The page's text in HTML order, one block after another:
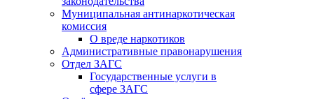
Муниципальная антинаркотическая
комиссия
О вреде наркотиков
Административные правонарушения
Отдел ЗАГС
Государственные услуги в
сфере ЗАГС